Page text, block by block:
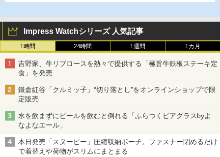
Impress Watchシリーズ 人気記事
1時間 24時間 1週間 1カ月
吉野家、牛リブロースを熱々で提供する「極旨牛鉄板ステーキ定
食」を発売
鎌倉紅谷「クルミッ子」“切り落とし”をオンラインショップで限
定販売
水を飲まずにビールを飲むと倒れる「ふらつくビアグラスbyよ
なよなエール」
本日発売「スヌーピー」圧縮収納ポーチ。ファスナー閉めるだけ
で着替えや荷物がスリムにまとまる